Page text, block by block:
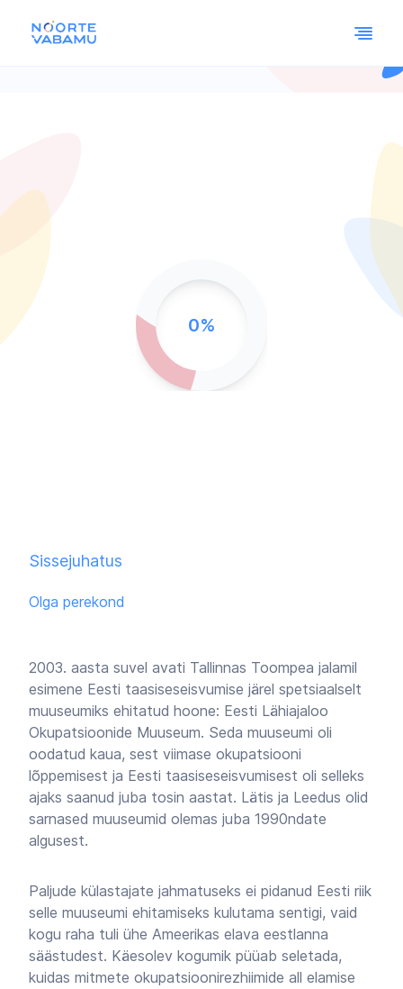
Ühe muuseumi lugu
0%
Sissejuhatus
Olga perekond
2003. aasta suvel avati Tallinnas Toompea jalamil
esimene Eesti taasiseseisvumise järel spetsiaalselt
muuseumiks ehitatud hoone: Eesti Lähiajaloo
Okupatsioonide Muuseum. Seda muuseumi oli
oodatud kaua, sest viimase okupatsiooni
lõppemisest ja Eesti taasiseseisvumisest oli selleks
ajaks saanud juba tosin aastat. Lätis ja Leedus olid
sarnased muuseumid olemas juba 1990ndate
algusest.
Paljude külastajate jahmatuseks ei pidanud Eesti riik
selle muuseumi ehitamiseks kulutama sentigi, vaid
kogu raha tuli ühe Ameerikas elava eestlanna
säästudest. Käesolev kogumik püüab seletada,
kuidas mitmete okupatsioonirezhiimide all elamise